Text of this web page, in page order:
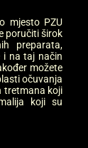
mjesto PZU
poručiti širok
preparata,
i na taj način
možete
očuvanja
tretmana koji
koji su